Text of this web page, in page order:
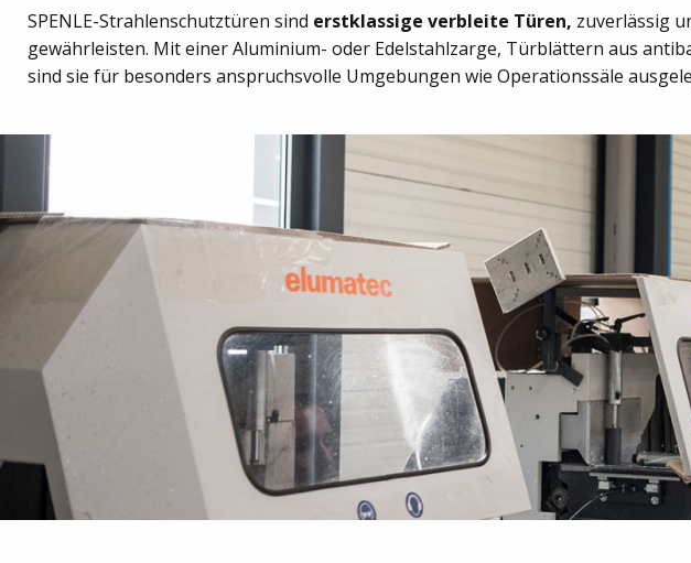
SPENLE-Strahlenschutztüren sind erstklassige verbleite Türen, zuverlässig
gewährleisten. Mit einer Aluminium- oder Edelstahlzarge, Türblättern aus
sind sie für besonders anspruchsvolle Umgebungen wie Operationssäle